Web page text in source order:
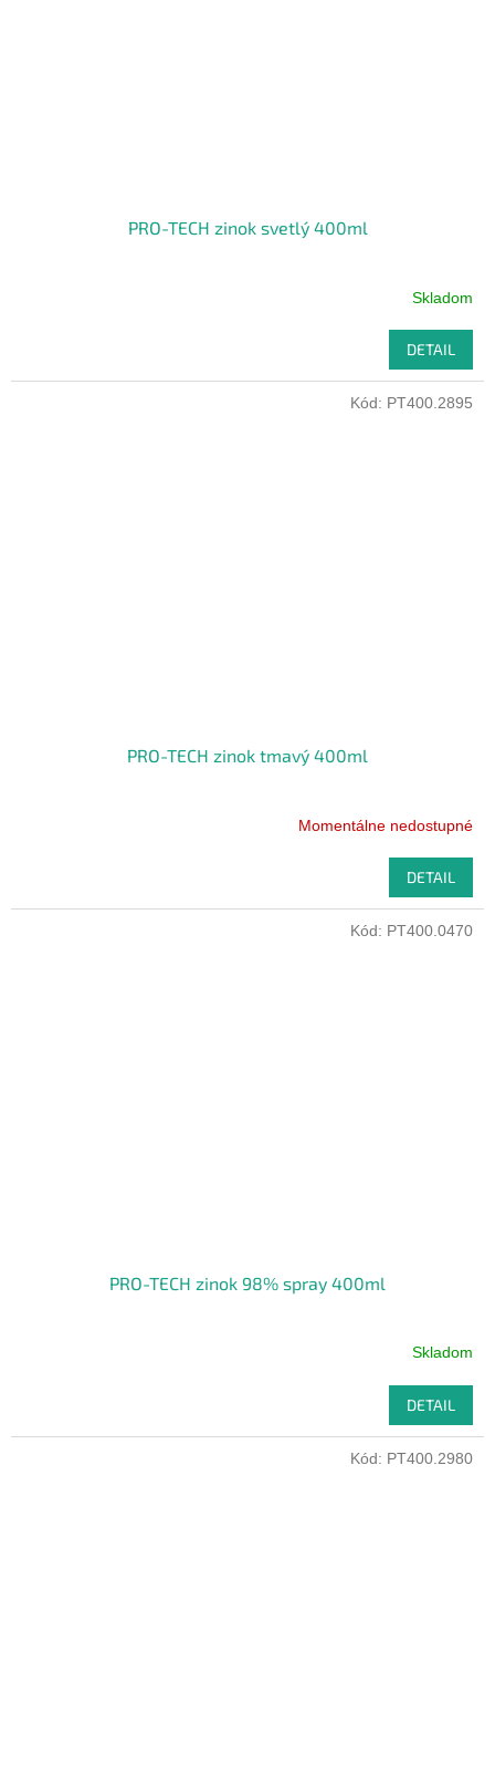
PRO-TECH zinok svetlý 400ml
Skladom
DETAIL
PRO-TECH zinok tmavý 400ml
Momentálne nedostupné
DETAIL
Kód: PT400.2895
PRO-TECH zinok 98% spray 400ml
Skladom
DETAIL
Kód: PT400.0470
Kód: PT400.2980